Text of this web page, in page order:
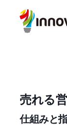
売れる
仕組みと